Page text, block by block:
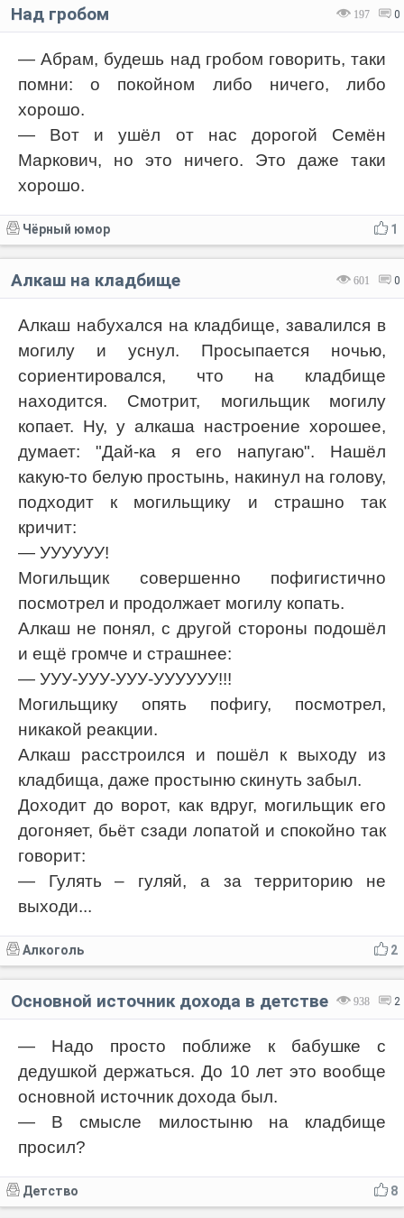
197 0
Над гробом
— Абрам, будешь над гробом говорить, таки
помни: о покойном либо ничего, либо
хорошо.
— Вот и ушёл от нас дорогой Семён
Маркович, но это ничего. Это даже таки
хорошо.
1
Чёрный юмор
601 0
Алкаш на кладбище
Алкаш набухался на кладбище, завалился в
могилу и уснул. Просыпается ночью,
сориентировался, что на кладбище
находится. Смотрит, могильщик могилу
копает. Ну, у алкаша настроение хорошее,
думает: "Дай-ка я его напугаю". Нашёл
какую-то белую простынь, накинул на голову,
подходит к могильщику и страшно так
кричит:
— УУУУУУ!
Могильщик совершенно пофигистично
посмотрел и продолжает могилу копать.
Алкаш не понял, с другой стороны подошёл
и ещё громче и страшнее:
— УУУ-УУУ-УУУ-УУУУУУ!!!
Могильщику опять пофигу, посмотрел,
никакой реакции.
Алкаш расстроился и пошёл к выходу из
кладбища, даже простыню скинуть забыл.
Доходит до ворот, как вдруг, могильщик его
догоняет, бьёт сзади лопатой и спокойно так
говорит:
— Гулять – гуляй, а за территорию не
выходи...
2
Алкоголь
938 2
Основной источник дохода в детстве
— Надо просто поближе к бабушке с
дедушкой держаться. До 10 лет это вообще
основной источник дохода был.
— В смысле милостыню на кладбище
просил?
8
Детство